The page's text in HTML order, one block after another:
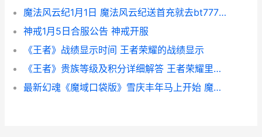
魔法风云纪1月1日 魔法风云纪送首充就去bt777平台公益服最强福利17
神戒1月5日合服公告 神戒开服
《王者》战绩显示时间 王者荣耀的战绩显示
《王者》贵族等级及积分详细解答 王者荣耀里的贵族等级
最新幻魂《魔域口袋版》雪庆丰年马上开始 魔域幻魂武器大全血族